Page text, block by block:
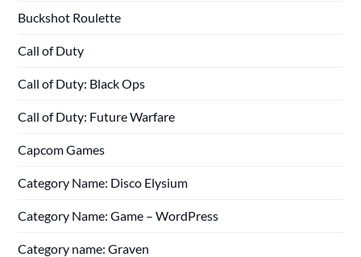
Buckshot Roulette
Call of Duty
Call of Duty: Black Ops
Call of Duty: Future Warfare
Capcom Games
Category Name: Disco Elysium
Category Name: Game – WordPress
Category name: Graven